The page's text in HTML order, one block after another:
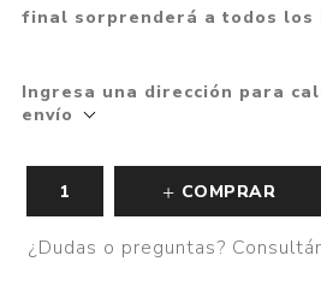
final sorprenderá a todos los
Ingresa una dirección para
envío
COMPRAR
¿Dudas o preguntas?